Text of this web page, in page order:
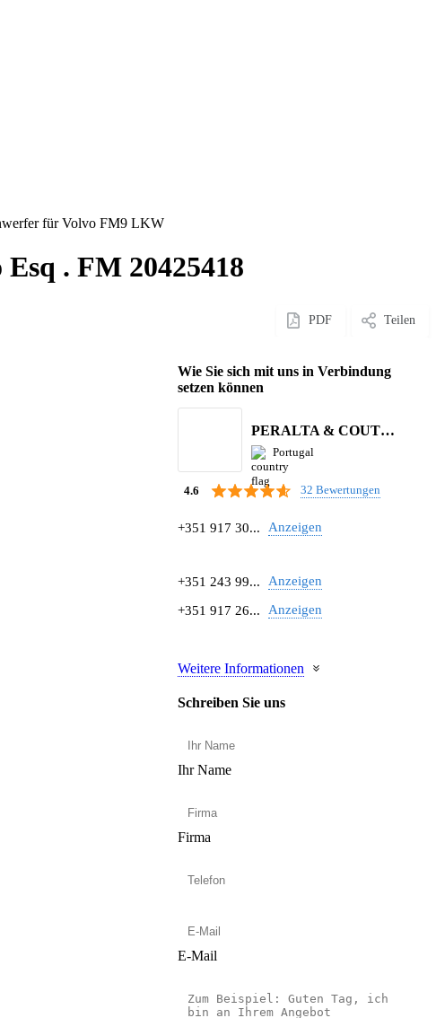
für Volvo FM9 LKW
. FM 20425418
PDF Teilen
Wie Sie sich mit uns in Verbindung
setzen können
PERALTA & COUTINHO S.A.
Portugal
4.6 32 Bewertungen
+351 917 30... Anzeigen
+351 243 99... Anzeigen
+351 917 26... Anzeigen
Weitere Informationen
Schreiben Sie uns
Ihr Name
Firma
E-Mail